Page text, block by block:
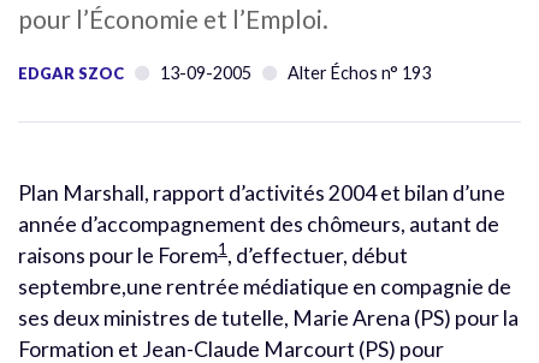
pour l’Économie et l’Emploi.
EDGAR SZOC 13-09-2005 Alter Échos n° 193
Plan Marshall, rapport d’activités 2004 et bilan d’une
année d’accompagnement des chômeurs, autant de
raisons pour le Forem1 , d’effectuer, début
septembre,une rentrée médiatique en compagnie de
ses deux ministres de tutelle, Marie Arena (PS) pour la
Formation et Jean-Claude Marcourt (PS) pour